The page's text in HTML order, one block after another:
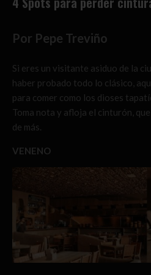
Por Pepe Treviño
Si eres un visitante asiduo de la
haber probado todo lo clásico,
para comer como los dioses
Toma nota y afloja el cinturón,
de más.
VENENO